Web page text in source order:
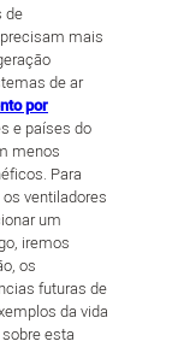
de
mais
de ar
por
e países do
menos
Para
ventiladores
um
iremos
os
futuras de
da vida
esta